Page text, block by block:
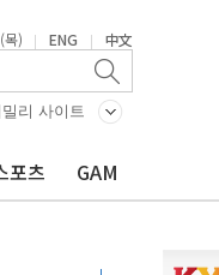
) | ENG | 中文
리 사이트
포츠 GAM